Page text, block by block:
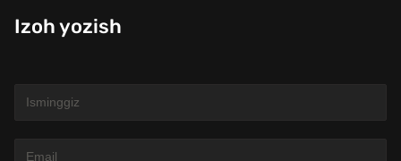
Izoh yozish